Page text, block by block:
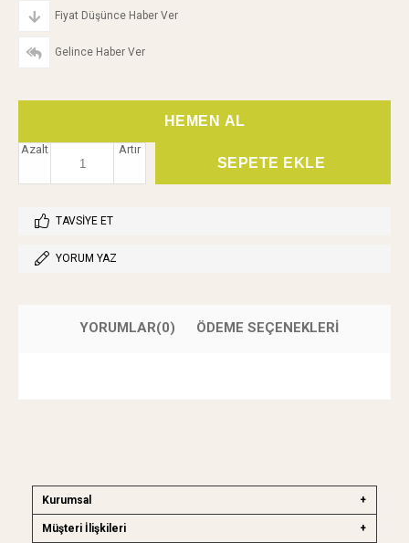
Fiyat Düşünce Haber Ver
Gelince Haber Ver
Artır
Azalt
TAVSIYE ET
YORUM YAZ
YORUMLAR(0) ÖDEME SEÇENEKLERI
Kurumsal
Müşteri İlişkileri